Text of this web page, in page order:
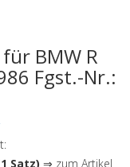
für BMW R
Fgst.-Nr.:
Satz) ⇒ zum Artikel